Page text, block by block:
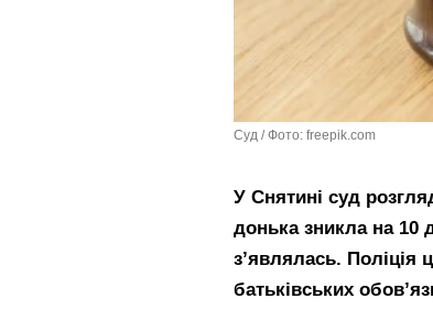
Суд / Фото: freepik.com
У Снятині суд
донька зникла на 10
з’являлась.
батьківських